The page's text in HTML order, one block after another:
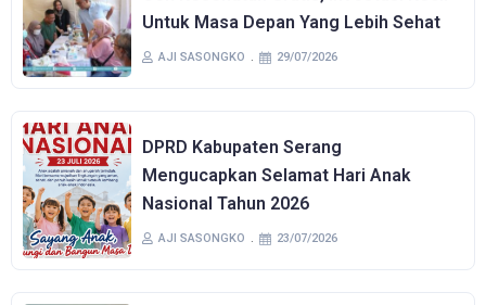
Untuk Masa Depan Yang Lebih Sehat
AJI SASONGKO 29/07/2026
DPRD Kabupaten Serang
Mengucapkan Selamat Hari Anak
Nasional Tahun 2026
AJI SASONGKO 23/07/2026